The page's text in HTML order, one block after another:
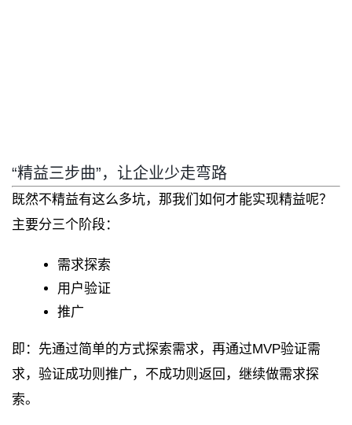
“精益三步曲”，让企业少走弯路
既然不精益有这么多坑，那我们如何才能实现精益呢？
主要分三个阶段：
需求探索
用户验证
推广
即：先通过简单的方式探索需求，再通过MVP验证需
求，验证成功则推广，不成功则返回，继续做需求探
索。